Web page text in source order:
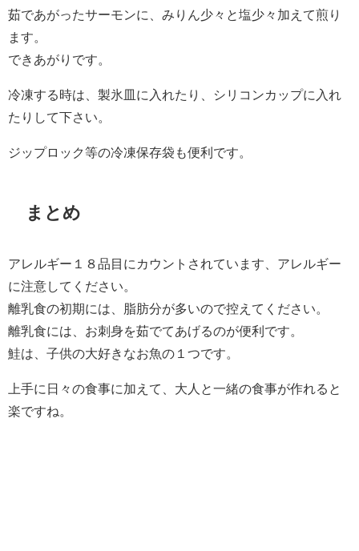
茹であがったサーモンに、みりん少々と塩少々加えて煎り
ます。
できあがりです。
冷凍する時は、製氷皿に入れたり、シリコンカップに入れ
たりして下さい。
ジップロック等の冷凍保存袋も便利です。
まとめ
アレルギー１８品目にカウントされています、アレルギー
に注意してください。
離乳食の初期には、脂肪分が多いので控えてください。
離乳食には、お刺身を茹でてあげるのが便利です。
鮭は、子供の大好きなお魚の１つです。
上手に日々の食事に加えて、大人と一緒の食事が作れると
楽ですね。